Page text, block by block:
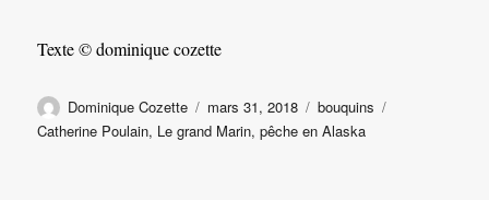
Texte © dominique cozette
Auteur
Dominique Cozette
Publié
le
mars 31, 2018 Catégories
bouquins
Catherine Poulain, Le grand Marin,pêche en Alaska